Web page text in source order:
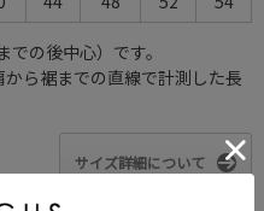
の後中心）です。
ら裾までの直線で計測した長
サイズ詳細について